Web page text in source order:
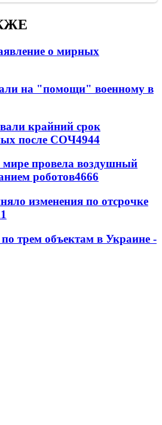
о мирных
на "помощи" военному в
крайний срок
после СОЧ4944
провела воздушный
роботов4666
изменения по отсрочке
трем объектам в Украине -